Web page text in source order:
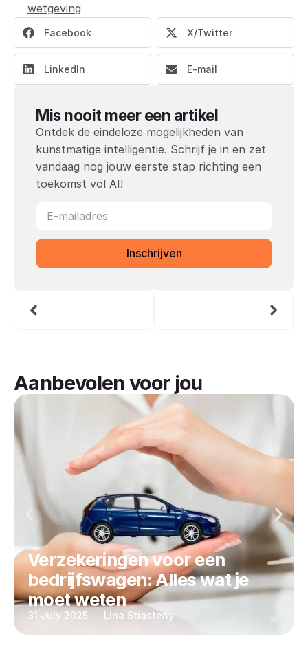
wetgeving
Facebook X/Twitter
LinkedIn E-mail
Mis nooit meer een artikel
Ontdek de eindeloze mogelijkheden van
kunstmatige intelligentie. Schrijf je in en zet
vandaag nog jouw eerste stap richting een
toekomst vol AI!
Inschrijven
Aanbevolen voor jou
Verzekeringen voor een
bedrijfswagen: Alles wat je
moet weten
31 July 2025 Lina Stiasteny